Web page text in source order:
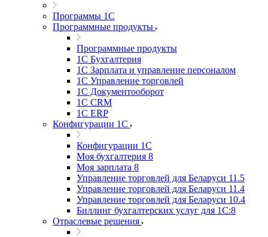
Программы 1С
Программные продукты
Программные продукты
1С Бухгалтерия
1С Зарплата и управление персоналом
1С Управление торговлей
1С Документооборот
1С CRM
1С ERP
Конфигурации 1С
Конфигурации 1С
Моя бухгалтерия 8
Моя зарплата 8
Управление торговлей для Беларуси 11.5
Управление торговлей для Беларуси 11.4
Управление торговлей для Беларуси 10.4
Биллинг бухгалтерских услуг для 1С:8
Отраслевые решения